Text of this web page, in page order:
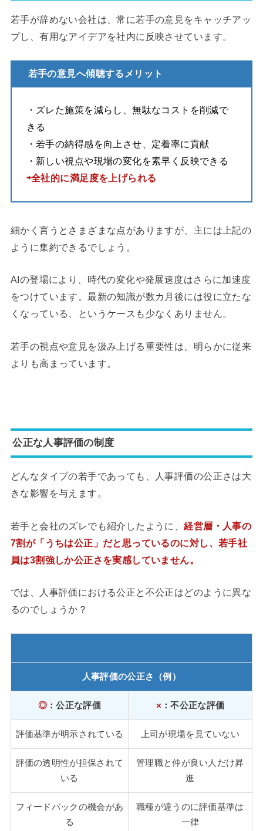
若手が辞めない会社は、常に若手の意見をキャッチアッ
プし、有用なアイデアを社内に反映させています。
若手の意見へ傾聴するメリット
・ズレた施策を減らし、無駄なコストを削減で
きる
・若手の納得感を向上させ、定着率に貢献
・新しい視点や現場の変化を素早く反映できる
⇨全社的に満足度を上げられる
細かく言うとさまざまな点がありますが、主には上記の
ように集約できるでしょう。
AIの登場により、時代の変化や発展速度はさらに加速度
をつけています。最新の知識が数カ月後には役に立たな
くなっている、というケースも少なくありません。
若手の視点や意見を汲み上げる重要性は、明らかに従来
よりも高まっています。
公正な人事評価の制度
どんなタイプの若手であっても、人事評価の公正さは大
きな影響を与えます。
若手と会社のズレでも紹介したように、経営層・人事の
7割が「うちは公正」だと思っているのに対し、若手社
員は3割強しか公正さを実感していません。
では、人事評価における公正と不公正はどのように異な
るのでしょうか？
人事評価の公正さ（例）
◎ ：公正な評価 × ：不公正な評価
評価基準が明示されている 上司が現場を見ていない
評価の透明性が担保されて
いる
管理職と仲が良い人だけ昇
進
フィードバックの機会があ
る
職種が違うのに評価基準は
一律